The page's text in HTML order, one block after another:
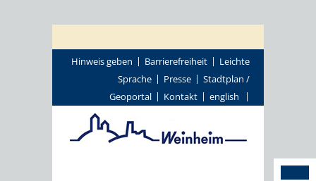
Hinweis geben Barrierefreiheit
Leichte
Sprache
Presse
Stadtplan /
Geoportal
Kontakt english